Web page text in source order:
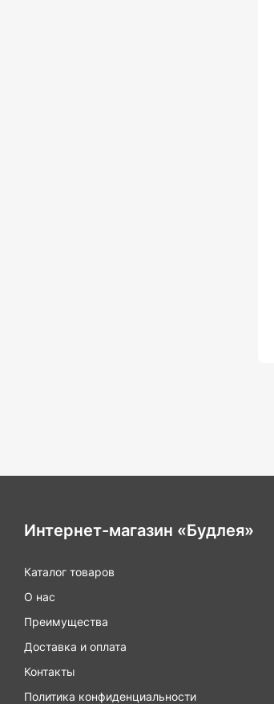
Интернет-магазин «Будлея»
Каталог товаров
О нас
Преимущества
Доставка и оплата
Контакты
Политика конфиденциальности